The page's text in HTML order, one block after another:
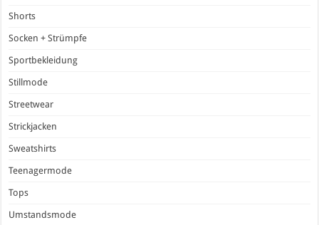
Shorts
Socken + Strümpfe
Sportbekleidung
Stillmode
Streetwear
Strickjacken
Sweatshirts
Teenagermode
Tops
Umstandsmode